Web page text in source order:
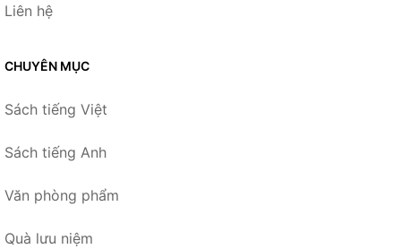
Liên hệ
CHUYÊN MỤC
Sách tiếng Việt
Sách tiếng Anh
Văn phòng phẩm
Quà lưu niệm